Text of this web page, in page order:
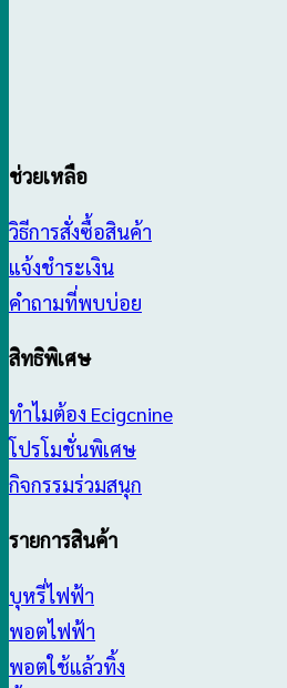
ช่วยเหลือ
วิธีการสั่งซื้อสินค้า
แจ้งชำระเงิน
คำถามที่พบบ่อย
สิทธิพิเศษ
ทำไมต้อง Ecigcnine
โปรโมชั่นพิเศษ
กิจกรรมร่วมสนุก
รายการสินค้า
บุหรี่ไฟฟ้า
พอตไฟฟ้า
พอตใช้แล้วทิ้ง